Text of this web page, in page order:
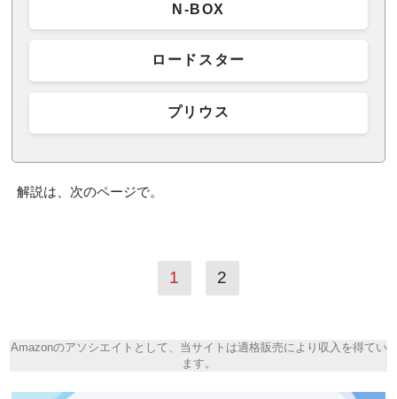
N-BOX
ロードスター
プリウス
解説は、次のページで。
1 2
Amazonのアソシエイトとして、当サイトは適格販売により収入を得てい
ます。